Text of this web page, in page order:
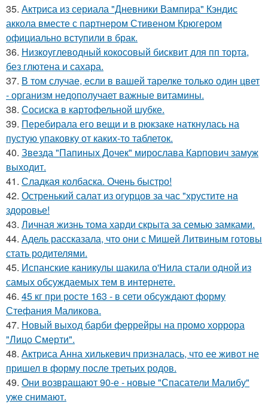
35. Актриса из сериала "Дневники Вампира" Кэндис
аккола вместе с партнером Стивеном Крюгером
официально вступили в брак.
36. Низкоуглеводный кокосовый бисквит для пп торта,
без глютена и сахара.
37. В том случае, если в вашей тарелке только один цвет
- организм недополучает важные витамины.
38. Сосиска в картофельной шубке.
39. Перебирала его вещи и в рюкзаке наткнулась на
пустую упаковку от каких-то таблеток.
40. Звезда "Папиных Дочек" мирослава Карпович замуж
выходит.
41. Сладкая колбаска. Очень быстро!
42. Остренький салат из огурцов за час "хрустите нa
здоровье!
43. Личная жизнь тома харди скрыта за семью замками.
44. Адель рассказала, что они с Мишей Литвиным готовы
стать родителями.
45. Испанские каникулы шакила о'Нила стали одной из
самых обсуждаемых тем в интернете.
46. 45 кг при росте 163 - в сети обсуждают форму
Стефания Маликова.
47. Новый выход барби феррейры на промо хоррора
"Лицо Смерти".
48. Актриса Анна хилькевич призналась, что ее живот не
пришел в форму после третьих родов.
49. Они возвращают 90-е - новые "Спасатели Малибу"
уже снимают.